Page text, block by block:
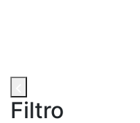
Filtro